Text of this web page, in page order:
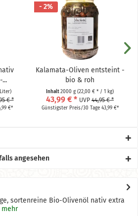
€ *
€*
- 2%
Kalamata-Oliven entsteint -
bio & roh
Inhalt2000 g (22,00 € * / 1 kg)
43,99 € * UVP 44,95 € *
Günstigster Preis/30 Tage 43,99 €*
angesehen
sortenreine Bio-Olivenöl nativ extra
mehr